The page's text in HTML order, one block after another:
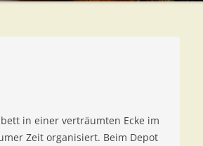
in einer verträumten Ecke im
Zeit organisiert. Beim Depot